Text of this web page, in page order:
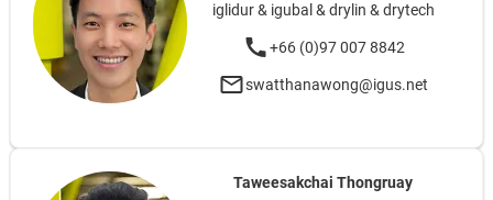
iglidur & igubal & drylin & drytech
+66 (0)97 007 8842
swatthanawong@igus.net
Taweesakchai Thongruay